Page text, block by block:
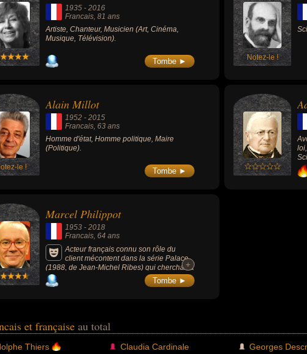
1935 - 2016
Francais, 81 ans
Artiste, Chanteur, Musicien (Art, Cinéma,
Musique, Télévision).
Tombe ► Notez-le !
le !
Alain Millot
1952 - 2015
Francais, 63 ans
Homme d'état, Homme politique, Maire
(Politique).
Tombe ►
Marcel Philippot
1953 - 2018
Francais, 64 ans
Acteur français connu son rôle du
client mécontent dans la série Palace
(1988, de Jean-Michel Ribes) qui cherchait à
coincer le directeur et ponctuait ses
apparitions par un « Je l'aurai ! Un jour, je
+
+
Tombe ►
et française au total
Thiers
Claudia Cardinale
Georges